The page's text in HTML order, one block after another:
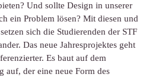
Und sollte Design in unserer
ein Problem lösen? Mit diesen und
sich die Studierenden der STF
Das neue Jahresprojektes geht
Es baut auf dem
auf, der eine neue Form des